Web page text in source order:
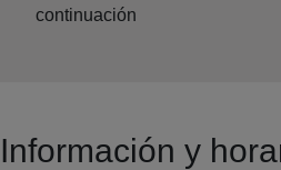
continuación
Información y